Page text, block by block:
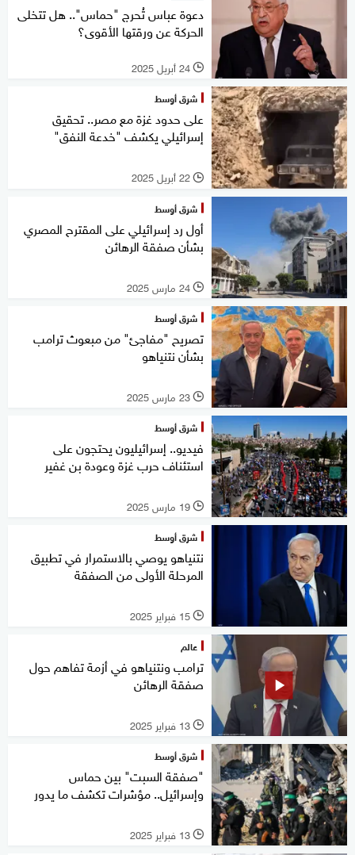
دعوة عباس تُحرج "حماس".. هل تتخلى
الحركة عن ورقتها الأقوى؟
l 24 أبريل 2025
شرق أوسط
على حدود غزة مع مصر.. تحقيق
إسرائيلي يكشف "خدعة النفق"
l 22 أبريل 2025
شرق أوسط
أول رد إسرائيلي على المقترح المصري
بشأن صفقة الرهائن
l 24 مارس 2025
شرق أوسط
تصريح "مفاجئ" من مبعوث ترامب
بشأن نتنياهو
l 23 مارس 2025
شرق أوسط
فيديو.. إسرائيليون يحتجون على
استئناف حرب غزة وعودة بن غفير
l 19 مارس 2025
شرق أوسط
نتنياهو يوصي بالاستمرار في تطبيق
المرحلة الأولى من الصفقة
l 15 فبراير 2025
عالم
ترامب ونتنياهو في أزمة تفاهم حول
صفقة الرهائن
l 13 فبراير 2025
شرق أوسط
"صفقة السبت" بين حماس
وإسرائيل.. مؤشرات تكشف ما يدور
l 13 فبراير 2025